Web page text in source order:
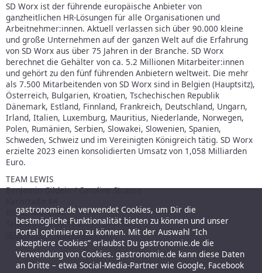
SD Worx ist der führende europäische Anbieter von
ganzheitlichen HR-Lösungen für alle Organisationen und
Arbeitnehmer:innen. Aktuell verlassen sich über 90.000 kleine
und große Unternehmen auf der ganzen Welt auf die Erfahrung
von SD Worx aus über 75 Jahren in der Branche. SD Worx
berechnet die Gehälter von ca. 5.2 Millionen Mitarbeiter:innen
und gehört zu den fünf führenden Anbietern weltweit. Die mehr
als 7.500 Mitarbeitenden von SD Worx sind in Belgien (Hauptsitz),
Österreich, Bulgarien, Kroatien, Tschechischen Republik
Dänemark, Estland, Finnland, Frankreich, Deutschland, Ungarn,
Irland, Italien, Luxemburg, Mauritius, Niederlande, Norwegen,
Polen, Rumänien, Serbien, Slowakei, Slowenien, Spanien,
Schweden, Schweiz und im Vereinigten Königreich tätig. SD Worx
erzielte 2023 einen konsolidierten Umsatz von 1,058 Milliarden
Euro.
TEAM LEWIS
Benjamin Gildein / Caroline Strasse
80335 München
Telefon: +49 89 173019 - 29 / -36
SDWorxDE@teamlewis.com
gastronomie.de verwendet Cookies, um Dir die
bestmögliche Funktionalität bieten zu können und unser
Portal optimieren zu können. Mit der Auswahl “Ich
akzeptiere Cookies” erlaubst Du gastronomie.de die
Verwendung von Cookies. gastronomie.de kann diese Daten
an Dritte – etwa Social-Media-Partner wie Google, Facebook